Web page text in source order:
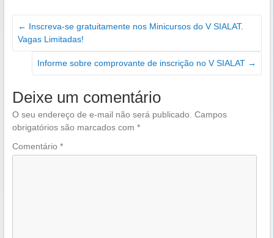
← Inscreva-se gratuitamente nos Minicursos do V SIALAT.
Vagas Limitadas!
Informe sobre comprovante de inscrição no V SIALAT →
Deixe um comentário
O seu endereço de e-mail não será publicado. Campos
obrigatórios são marcados com *
Comentário *